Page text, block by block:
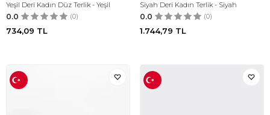
Yeşil Deri Kadın Düz Terlik - Yeşil
0.0 (0)
734,09 TL
Siyah Deri Kadın Terlik - Siyah
0.0 (0)
1.744,79 TL